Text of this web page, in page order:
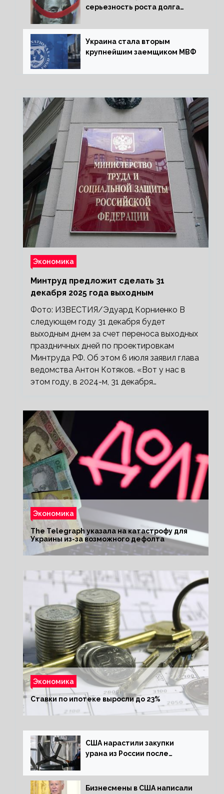
серьезность роста долга
Украина стала вторым
крупнейшим заемщиком МВФ
Экономика
Минтруд предложит сделать 31
декабря 2025 года выходным
Фото: ИЗВЕСТИЯ/Эдуард Корниенко В
следующем году 31 декабря будет
выходным днем за счет переноса выходных
праздничных дней по проектировкам
Минтруда РФ. Об этом 6 июля заявил глава
ведомства Антон Котяков. «Вот у нас в
этом году, в 2024-м, 31 декабря…
Экономика
The Telegraph указала на катастрофу для
Украины из-за возможного дефолта
Экономика
Ставки по ипотеке выросли до 23%
США нарастили закупки
урана из России после
Бизнесмены в США написали